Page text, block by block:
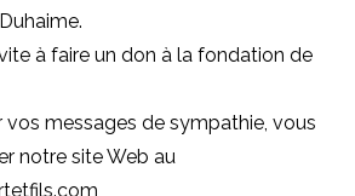
à faire un don à la fondation de
vos messages de sympathie, vous
notre site Web au